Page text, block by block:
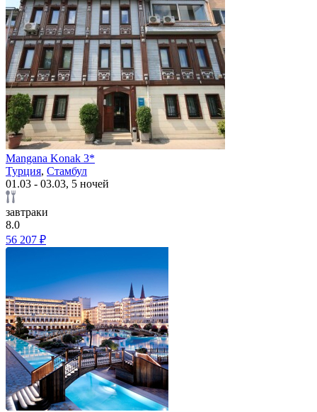
Mangana Konak 3*
Турция, Стамбул
01.03 - 03.03, 5 ночей
завтраки
8.0
56 207 ₽